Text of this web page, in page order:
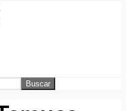
Buscar